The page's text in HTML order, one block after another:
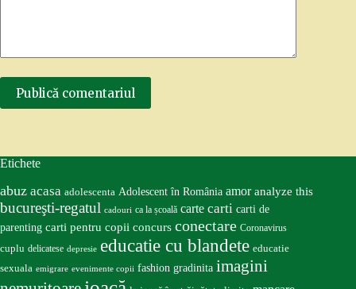
Publică comentariul
Etichete
abuz acasa adolescenta Adolescent în România amor analyze this
bucureşti-regatul cadouri ca la școală carte carti carti de
parenting carti pentru copii concurs conectare Coronavirus
cuplu delicatese depresie educatie cu blandete educatie
sexuala emigrare evenimente copii fashion gradinita imagini